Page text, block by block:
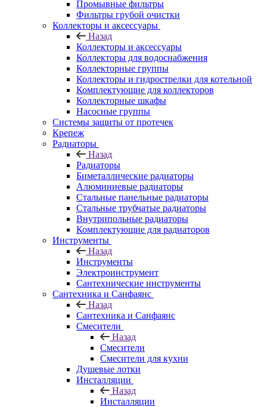
Промывные фильтры
Фильтры грубой очистки
Коллекторы и аксессуары
Назад
Коллекторы и аксессуары
Коллекторы для водоснабжения
Коллекторные группы
Коллекторы и гидрострелки для котельной
Комплектующие для коллекторов
Коллекторные шкафы
Насосные группы
Системы защиты от протечек
Крепеж
Радиаторы
Назад
Радиаторы
Биметаллические радиаторы
Алюминиевые радиаторы
Стальные панельные радиаторы
Стальные трубчатые радиаторы
Внутрипольные радиаторы
Комплектующие для радиаторов
Инструменты
Назад
Инструменты
Электроинструмент
Сантехнические инструменты
Сантехника и Санфаянс
Назад
Сантехника и Санфаянс
Смесители
Назад
Смесители
Смесители для кухни
Душевые лотки
Инсталляции
Назад
Инсталляции